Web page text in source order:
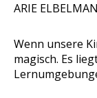
ARIE
Wenn unsere
magisch. Es